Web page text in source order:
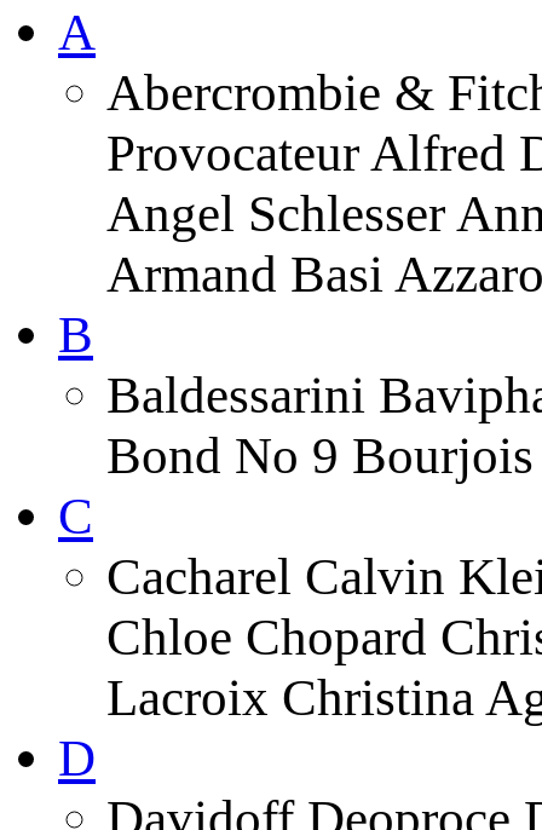
A
Abercrombie &
Provocateur Alfred
Angel Schlesser
Armand Basi
B
Baldessarini
Bond No 9
C
Cacharel Calvin
Chloe Chopard
Lacroix Christina
D
Davidoff Deoproce